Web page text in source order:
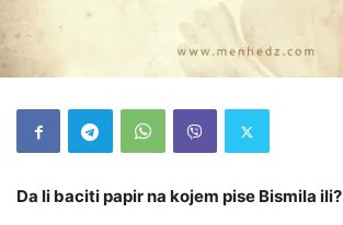
Da li baciti papir na kojem pise Bismila ili?